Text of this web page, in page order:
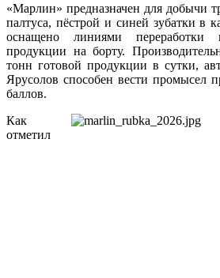
«Марлин» предназначен для добычи
палтуса, пёстрой и синей зубатки в
оснащено линиями переработки
продукции на борту.
тонн готовой продукции в сутки,
Ярусолов способен вести промысел
баллов.
Как
отметил